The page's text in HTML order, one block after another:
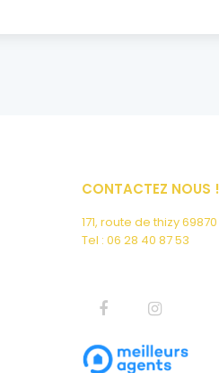
CONTACTEZ NOUS !
171, route de thizy
Tel : 06 28 40 87 53